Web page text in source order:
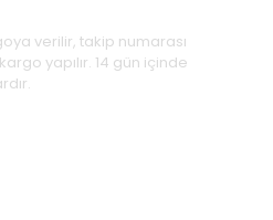
verilir, takip numarası
yapılır. 14 gün içinde